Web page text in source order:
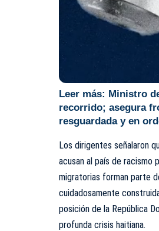
Leer más: Ministro
recorrido; asegura
resguardada y en
Los dirigentes señalaron
acusan al país de racismo
migratorias forman parte
cuidadosamente
posición de la República
profunda crisis haitiana.